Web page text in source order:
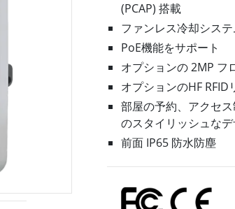
ヘルスケアグレード
ヘルスケア堅牢タブレット
ヘルスケアパネルPC
ヘルスケアディスプレイ
ード
ドコンピュ
More
AI コンピュータ
エッジ AI モビリティ
エッジ AIパネルPC
エッジ AI コンピューティング
(PCAP) 搭載
ファンレス冷却シス
PoE機能をサポート
オプションの 2MP フ
オプションのHF RFID
部屋の予約、アクセ
のスタイリッシュな
前面 IP65 防水防塵